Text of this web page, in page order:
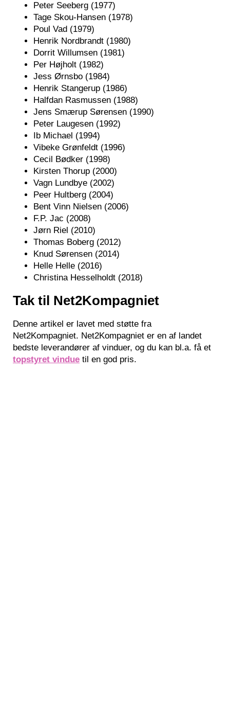
Peter Seeberg (1977)
Tage Skou-Hansen (1978)
Poul Vad (1979)
Henrik Nordbrandt (1980)
Dorrit Willumsen (1981)
Per Højholt (1982)
Jess Ørnsbo (1984)
Henrik Stangerup (1986)
Halfdan Rasmussen (1988)
Jens Smærup Sørensen (1990)
Peter Laugesen (1992)
Ib Michael (1994)
Vibeke Grønfeldt (1996)
Cecil Bødker (1998)
Kirsten Thorup (2000)
Vagn Lundbye (2002)
Peer Hultberg (2004)
Bent Vinn Nielsen (2006)
F.P. Jac (2008)
Jørn Riel (2010)
Thomas Boberg (2012)
Knud Sørensen (2014)
Helle Helle (2016)
Christina Hesselholdt (2018)
Tak til Net2Kompagniet
Denne artikel er lavet med støtte fra
Net2Kompagniet. Net2Kompagniet er en af landet
bedste leverandører af vinduer, og du kan bl.a. få et
topstyret vindue til en god pris.